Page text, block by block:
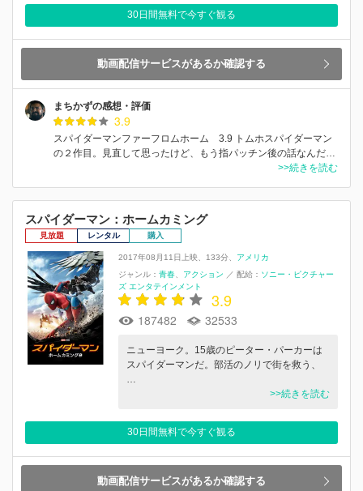
30日間無料で今すぐ観る
動画配信サービスがあるか確認する
まちかずの感想・評価
3.9
スパイダーマンファーフロムホーム 3.9 トムホスパイダーマン
の２作目。見直して思ったけど、もう指パッチン後の話なんだ…
>>続きを読む
スパイダーマン：ホームカミング
見放題 レンタル 購入
2017年08月11日上映 133分
アメリカ
ジャンル： 青春 アクション ／ 配給： ソニー・ピクチャー
ズ エンタテインメント
3.9
187482 32533
ニューヨーク。15歳のピーター・パーカーは
スパイダーマンだ。部活のノリで街を救う、
>>続きを読む
30日間無料で今すぐ観る
動画配信サービスがあるか確認する